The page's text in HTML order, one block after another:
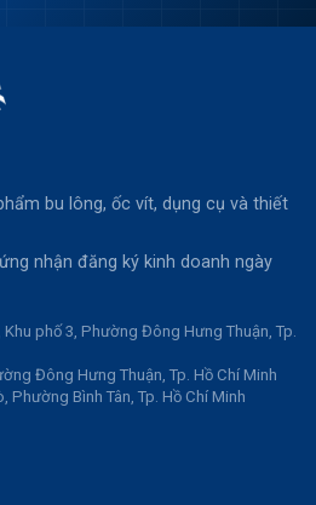
bu lông, ốc vít, dụng cụ và thiết
nhận đăng ký kinh doanh ngày
Khu phố 3, Phường Đông Hưng Thuận, Tp.
Đông Hưng Thuận, Tp. Hồ Chí Minh
Phường Bình Tân, Tp. Hồ Chí Minh